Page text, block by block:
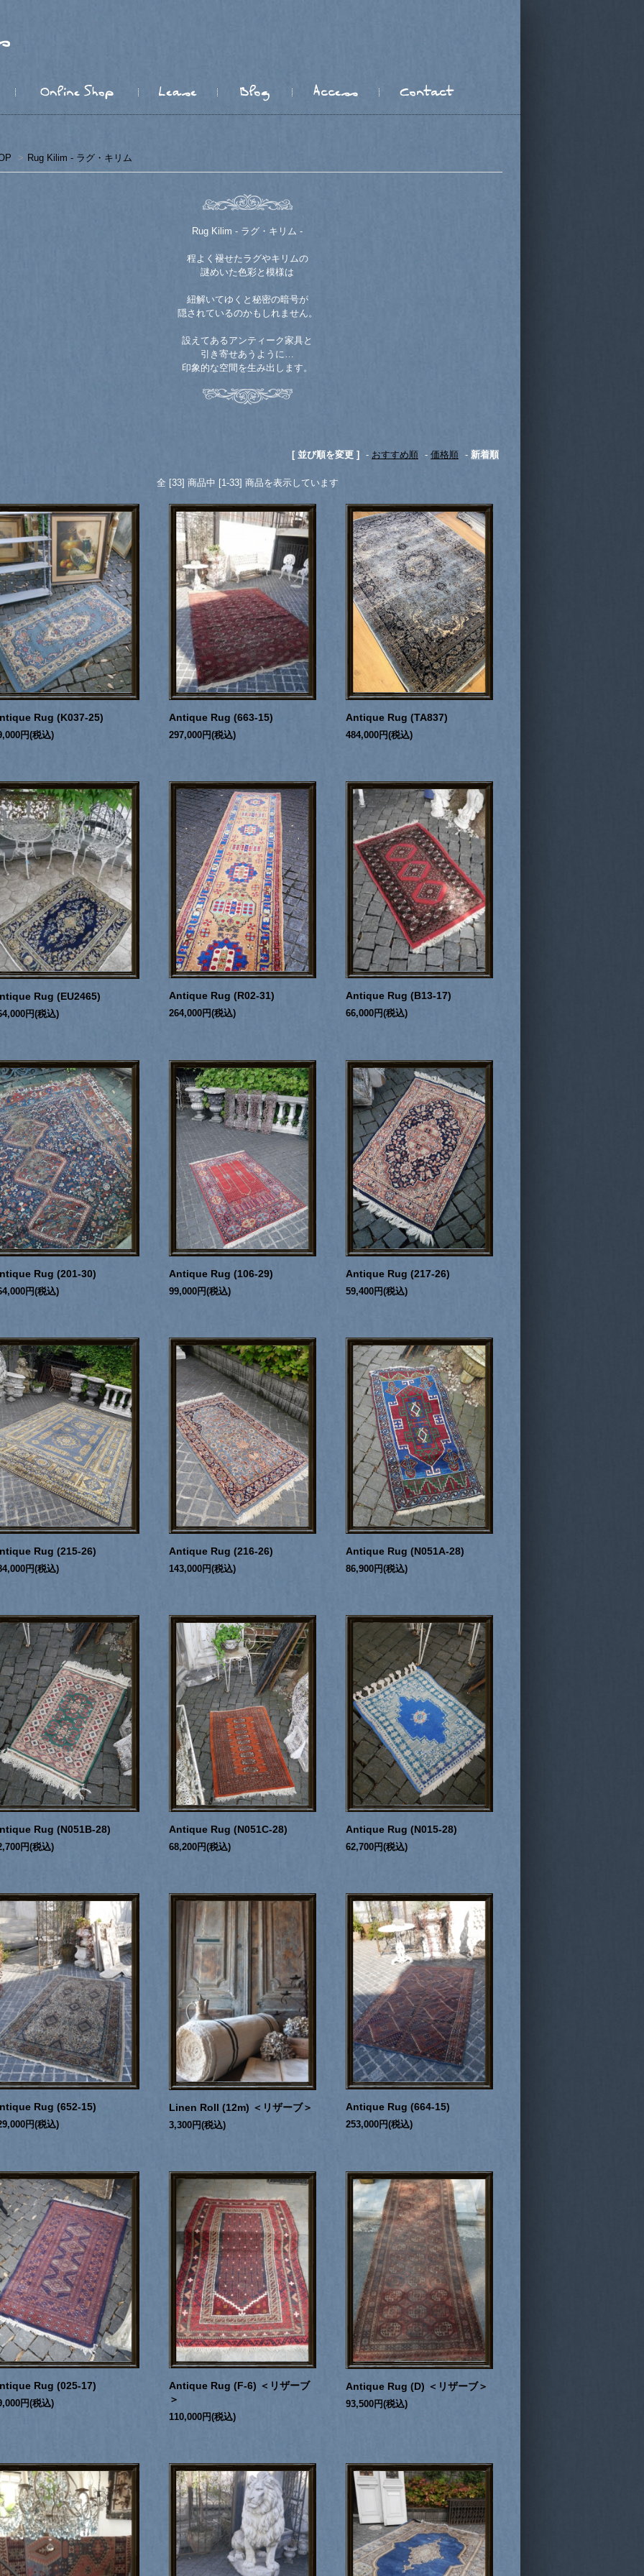
> Rug Kilim - ラグ・キリム
Rug Kilim - ラグ・キリム -
程よく褪せたラグやキリムの
謎めいた色彩と模様は
紐解いてゆくと秘密の暗号が
隠されているのかもしれません。
設えてあるアンティーク家具と
引き寄せあうように…
印象的な空間を生み出します。
[ 並び順を変更 ] - おすすめ順 - 価格順 - 新着順
全 [33] 商品中 [1-33] 商品を表示しています
Rug (K037-25)
円(税込)
Antique Rug (663-15)
297,000円(税込)
Antique Rug (TA837)
484,000円(税込)
Rug (EU2465)
円(税込)
Antique Rug (R02-31)
264,000円(税込)
Antique Rug (B13-17)
66,000円(税込)
Rug (201-30)
円(税込)
Antique Rug (106-29)
99,000円(税込)
Antique Rug (217-26)
59,400円(税込)
Rug (215-26)
円(税込)
Antique Rug (216-26)
143,000円(税込)
Antique Rug (N051A-28)
86,900円(税込)
Rug (N051B-28)
円(税込)
Antique Rug (N051C-28)
68,200円(税込)
Antique Rug (N015-28)
62,700円(税込)
Rug (652-15)
円(税込)
Linen Roll (12m) ＜リザーブ＞
3,300円(税込)
Antique Rug (664-15)
253,000円(税込)
Rug (025-17)
円(税込)
Antique Rug (F-6) ＜リザーブ
＞
110,000円(税込)
Antique Rug (D) ＜リザーブ＞
93,500円(税込)